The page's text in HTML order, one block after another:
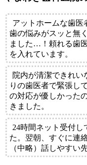
アットホームな歯医
歯の悩みがスッと無
ました…！頼れる歯
を入れています。
院内が清潔できれい
りの歯医者で緊張し
の対応が優しかった
きました。
24時間ネット受付
た。翌朝、すぐに連
（中略）話しやすい